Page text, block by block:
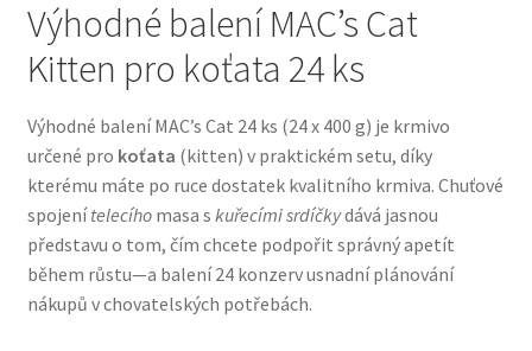
Bozita pro psy — Švédské krmivo s nordickou kvalitou
Brit pro psy
Granule pro psy
Natural Trainer pro psy — Italské krmivo s
přírodními složkami
Výhodné balení MAC’s Cat
Kitten pro koťata 24 ks
Výhodné balení MAC’s Cat 24 ks (24 x 400 g) je krmivo
určené pro koťata (kitten) v praktickém setu, díky
kterému máte po ruce dostatek kvalitního krmiva. Chuťové
spojenítelecíhomasa s kuřecími srdíčkydává jasnou
představu o tom, čím chcete podpořit správný apetít
během růstu—a balení 24 konzerv usnadní plánování
nákupů v chovatelských potřebách.